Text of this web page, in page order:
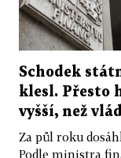
Schodek
klesl. Přesto
vyšší, než
Za půl roku
Podle ministra